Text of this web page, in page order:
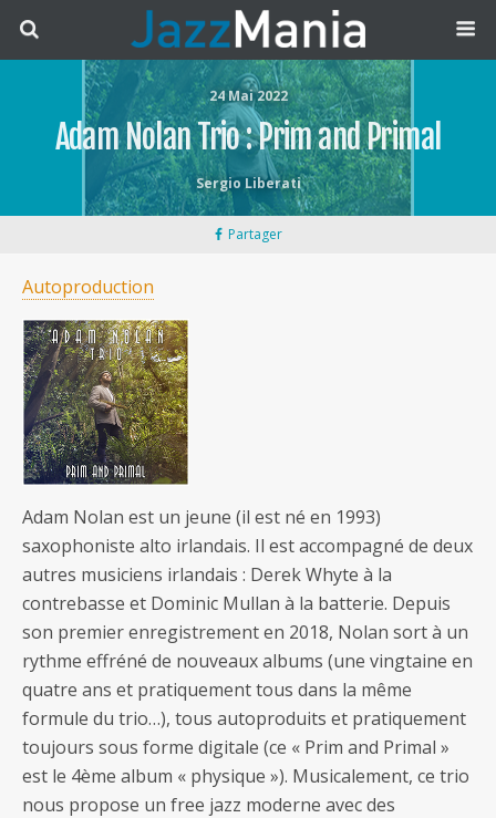
24 Mai 2022
Adam Nolan Trio : Prim and Primal
Sergio Liberati
Partager
Autoproduction
Adam Nolan est un jeune (il est né en 1993)
saxophoniste alto irlandais. Il est accompagné de deux
autres musiciens irlandais : Derek Whyte à la
contrebasse et Dominic Mullan à la batterie. Depuis
son premier enregistrement en 2018, Nolan sort à un
rythme effréné de nouveaux albums (une vingtaine en
quatre ans et pratiquement tous dans la même
formule du trio…), tous autoproduits et pratiquement
toujours sous forme digitale (ce « Prim and Primal »
est le 4ème album « physique »). Musicalement, ce trio
nous propose un free jazz moderne avec des